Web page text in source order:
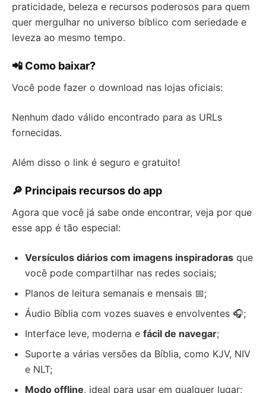
praticidade, beleza e recursos poderosos para quem
quer mergulhar no universo bíblico com seriedade e
leveza ao mesmo tempo.
📲 Como baixar?
Você pode fazer o download nas lojas oficiais:
Nenhum dado válido encontrado para as URLs
fornecidas.
Além disso o link é seguro e gratuito!
🔎 Principais recursos do app
Agora que você já sabe onde encontrar, veja por que
esse app é tão especial:
Versículos diários com imagens inspiradoras que
você pode compartilhar nas redes sociais;
Planos de leitura semanais e mensais 📅;
Áudio Bíblia com vozes suaves e envolventes 🎧;
Interface leve, moderna e fácil de navegar;
Suporte a várias versões da Bíblia, como KJV, NIV
e NLT;
Modo offline, ideal para usar em qualquer lugar;